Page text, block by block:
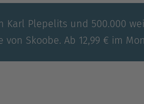
Karl Plepelits und 500.000
von Skoobe. Ab 12,99 € im